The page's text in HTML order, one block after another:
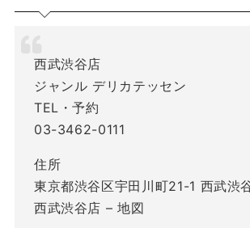
西武渋谷店
ジャンル デリカテッセン
TEL・予約
03-3462-0111
住所
東京都渋谷区宇田川町21-1 西武渋
西武渋谷店 – 地図